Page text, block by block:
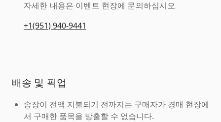
자세한 내용은 이벤트 현장에 문의하십시오.
+1(951) 940-9441
배송 및 픽업
송장이 전액 지불되기 전까지는 구매자가 경매 현장에
서 구매한 품목을 방출할 수 없습니다.